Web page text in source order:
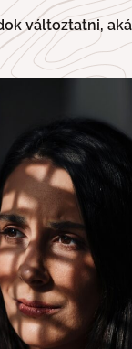
változtatni,